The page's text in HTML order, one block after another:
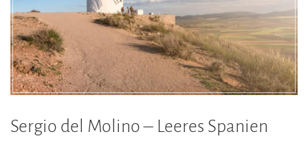
Sergio del Molino – Leeres Spanien